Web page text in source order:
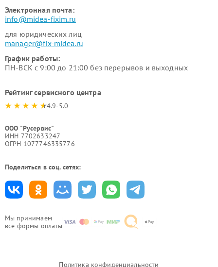
Мы принимаем
все формы оплаты
Электронная почта:
info@midea-fixim.ru
для юридических лиц
manager@fix-midea.ru
График работы:
ПН-ВСК с 9:00 до 21:00 без перерывов и выходных
Рейтинг сервисного центра
4.9-5.0
ООО "Русервис"
ИНН 7702633247
ОГРН 1077746335776
Поделиться в соц. сетях:
Политика конфиденциальности